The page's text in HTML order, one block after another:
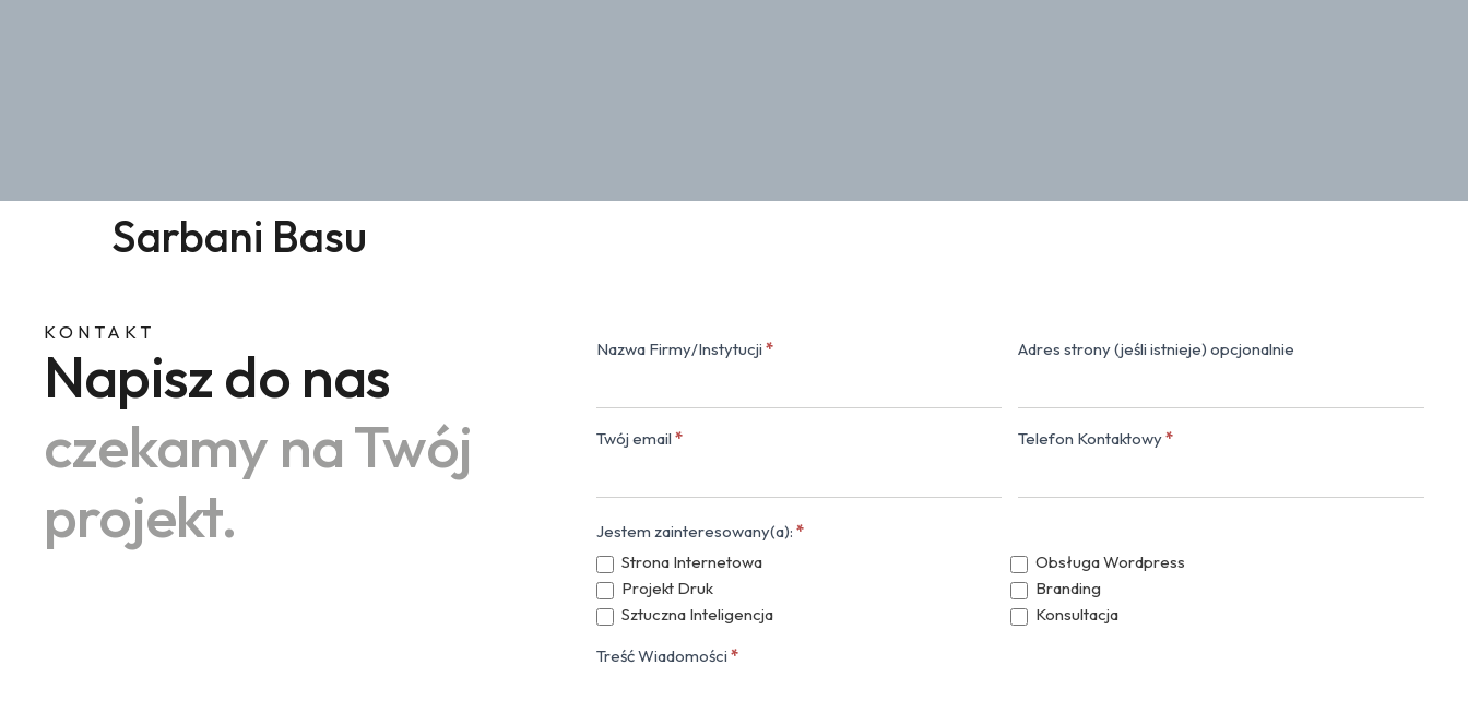
Sarbani Basu
KONTAKT
Napisz do nas
czekamy na Twój
projekt.
Kontakt
Nazwa Firmy/Instytucji * Adres strony (jeśli istnieje) opcjonalnie
Twój email * Telefon Kontaktowy*
Jestem zainteresowany(a): *
Strona Internetowa
Obsługa Wordpress
Projekt Druk
Branding
Sztuczna Inteligencja
Konsultacja
Treść Wiadomości *